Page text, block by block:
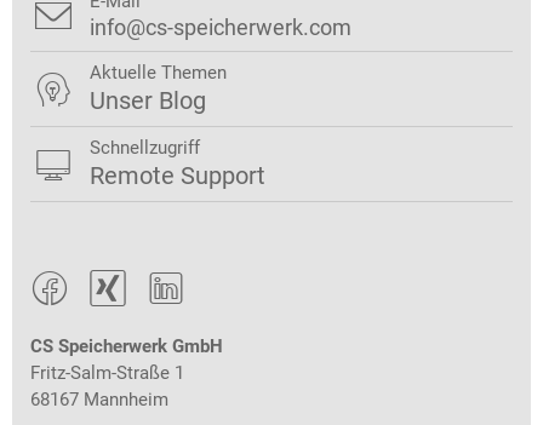
  
CS Speicherwerk GmbH
Fritz-Salm-Straße 1
68167 Mannheim
 info@cs-speicherwerk.com
 Aktuelle Themen
Unser Blog
 Schnellzugriff
Remote Support